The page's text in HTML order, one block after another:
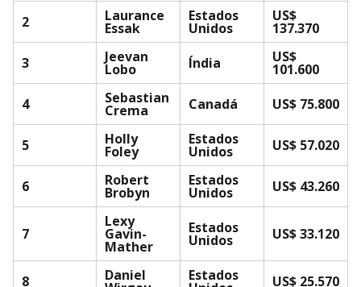
2
Laurance
Essak
Estados
Unidos
US$
137.370
3
Jeevan
Lobo Índia US$
101.600
4
Sebastian
Crema Canadá US$ 75.800
5 Holly
Foley
Estados
Unidos US$ 57.020
6 Robert
Brobyn
Estados
Unidos US$ 43.260
7
Lexy
Gavin-
Mather
Estados
Unidos US$ 33.120
8 Daniel Estados US$ 25.570